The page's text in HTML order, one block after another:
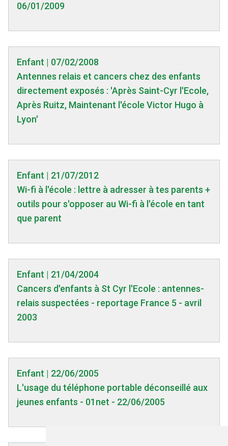
06/01/2009
Enfant | 07/02/2008
Antennes relais et cancers chez des enfants
directement exposés : 'Après Saint-Cyr l'Ecole,
Après Ruitz, Maintenant l'école Victor Hugo à
Lyon'
Enfant | 21/07/2012
Wi-fi à l'école : lettre à adresser à tes parents +
outils pour s'opposer au Wi-fi à l'école en tant
que parent
Enfant | 21/04/2004
Cancers d'enfants à St Cyr l'Ecole : antennes-
relais suspectées - reportage France 5 - avril
2003
Enfant | 22/06/2005
L'usage du téléphone portable déconseillé aux
jeunes enfants - 01net - 22/06/2005